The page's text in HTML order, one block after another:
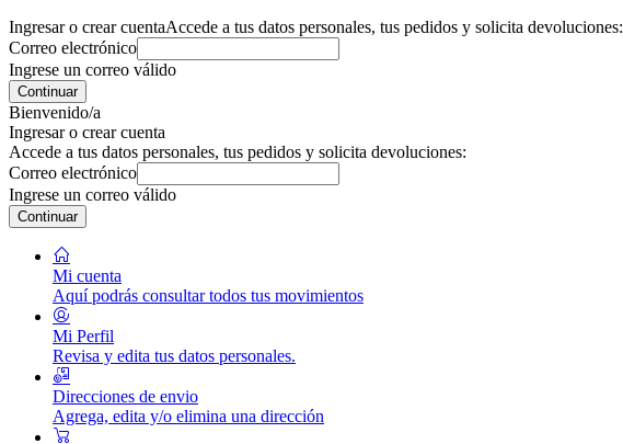
Ingresar o crear cuentaAccede a tus datos personales, tus pedidos y solicita devoluciones:
Correo electrónico
Ingrese un correo válido
Continuar
Bienvenido/a
Ingresar o crear cuenta
Accede a tus datos personales, tus pedidos y solicita devoluciones:
Correo electrónico
Ingrese un correo válido
Continuar
Mi cuenta
Aquí podrás consultar todos tus movimientos
Mi Perfil
Revisa y edita tus datos personales.
Direcciones de envio
Agrega, edita y/o elimina una dirección